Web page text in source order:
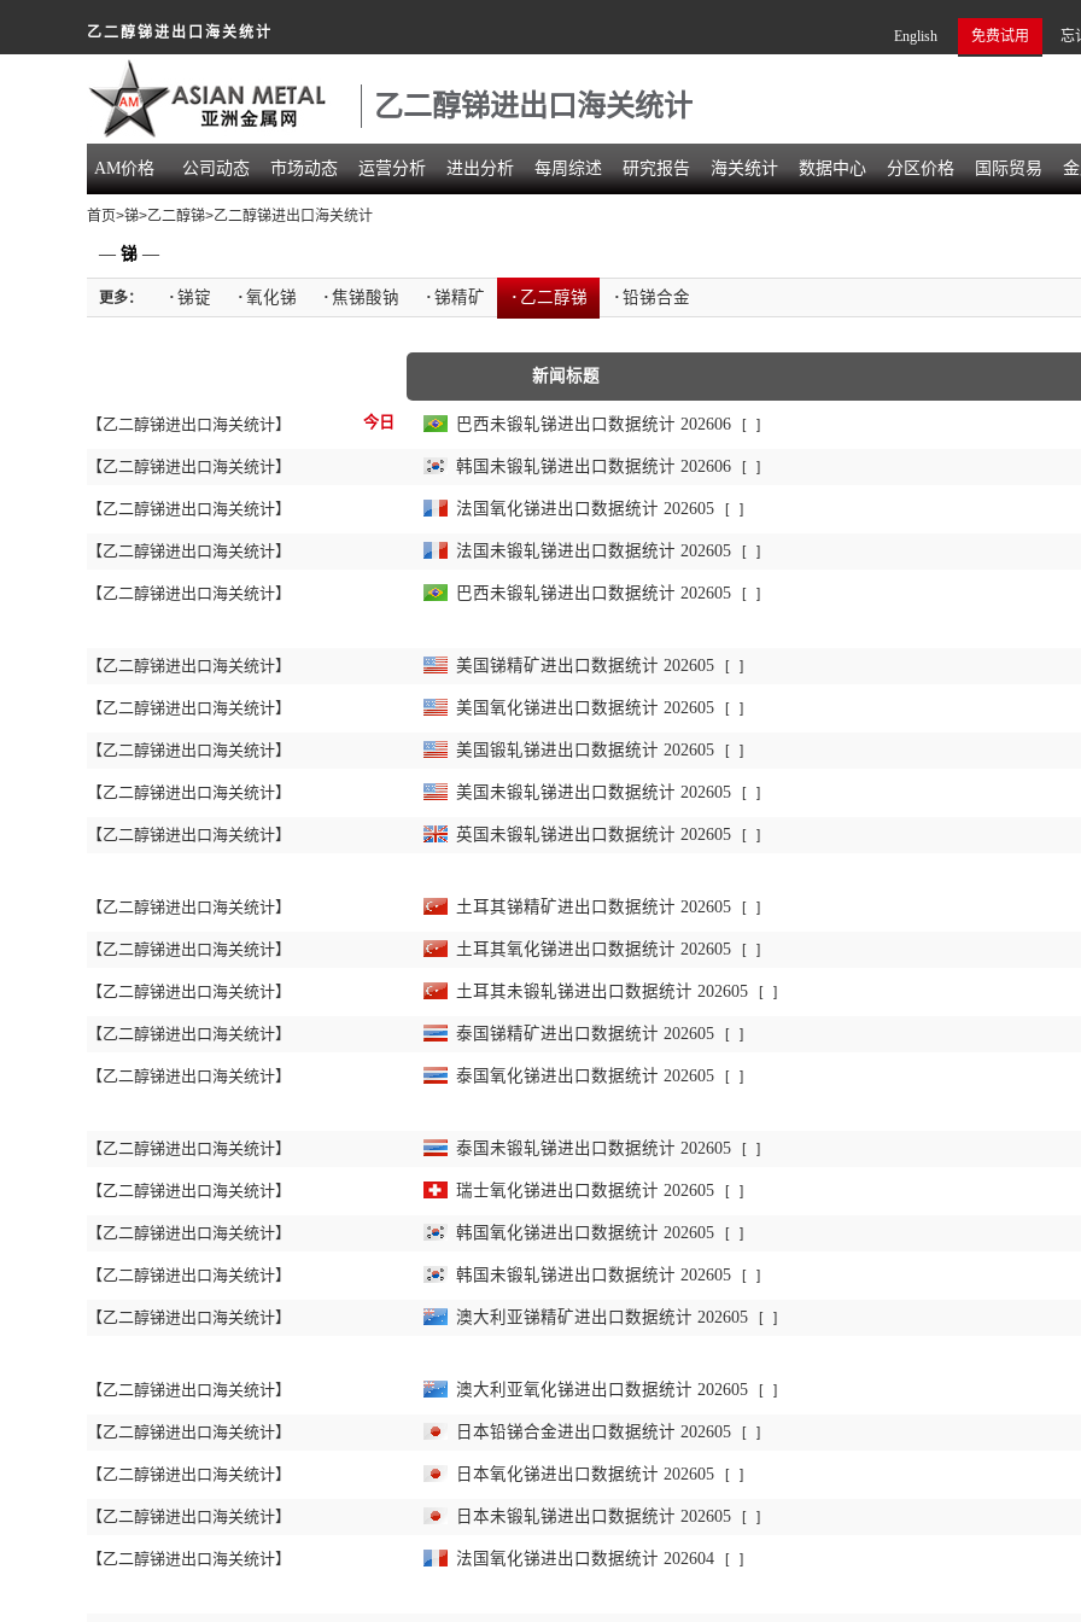
乙二醇锑进出口海关统计 忘
免费试用
English
乙二醇锑进出口海关统计
AM价格 公司动态 市场动态 运营分析 进出分析 每周综述 研究报告 海关统计 数据中心 分区价格 国际贸易
首页>锑>乙二醇锑>乙二醇锑进出口海关统计
— 锑 —
更多： · 锑锭 · 氧化锑 · 焦锑酸钠 · 锑精矿 ·乙二醇锑 · 铅锑合金
【乙二醇锑进出口海关统计】 今日
【乙二醇锑进出口海关统计】
【乙二醇锑进出口海关统计】
【乙二醇锑进出口海关统计】
【乙二醇锑进出口海关统计】
【乙二醇锑进出口海关统计】
【乙二醇锑进出口海关统计】
【乙二醇锑进出口海关统计】
【乙二醇锑进出口海关统计】
【乙二醇锑进出口海关统计】
【乙二醇锑进出口海关统计】
【乙二醇锑进出口海关统计】
【乙二醇锑进出口海关统计】
【乙二醇锑进出口海关统计】
【乙二醇锑进出口海关统计】
【乙二醇锑进出口海关统计】
【乙二醇锑进出口海关统计】
【乙二醇锑进出口海关统计】
【乙二醇锑进出口海关统计】
【乙二醇锑进出口海关统计】
【乙二醇锑进出口海关统计】
【乙二醇锑进出口海关统计】
【乙二醇锑进出口海关统计】
【乙二醇锑进出口海关统计】
【乙二醇锑进出口海关统计】
新闻标题
巴西未锻轧锑进出口数据统计 202606 [ ]
韩国未锻轧锑进出口数据统计 202606 [ ]
法国氧化锑进出口数据统计 202605 [ ]
法国未锻轧锑进出口数据统计 202605 [ ]
巴西未锻轧锑进出口数据统计 202605 [ ]
美国锑精矿进出口数据统计 202605 [ ]
美国氧化锑进出口数据统计 202605 [ ]
美国锻轧锑进出口数据统计 202605 [ ]
美国未锻轧锑进出口数据统计 202605 [ ]
英国未锻轧锑进出口数据统计 202605 [ ]
土耳其锑精矿进出口数据统计 202605 [ ]
土耳其氧化锑进出口数据统计 202605 [ ]
土耳其未锻轧锑进出口数据统计 202605 [ ]
泰国锑精矿进出口数据统计 202605 [ ]
泰国氧化锑进出口数据统计 202605 [ ]
泰国未锻轧锑进出口数据统计 202605 [ ]
瑞士氧化锑进出口数据统计 202605 [ ]
韩国氧化锑进出口数据统计 202605 [ ]
韩国未锻轧锑进出口数据统计 202605 [ ]
澳大利亚锑精矿进出口数据统计 202605 [ ]
澳大利亚氧化锑进出口数据统计 202605 [ ]
日本铅锑合金进出口数据统计 202605 [ ]
日本氧化锑进出口数据统计 202605 [ ]
日本未锻轧锑进出口数据统计 202605 [ ]
法国氧化锑进出口数据统计 202604 [ ]